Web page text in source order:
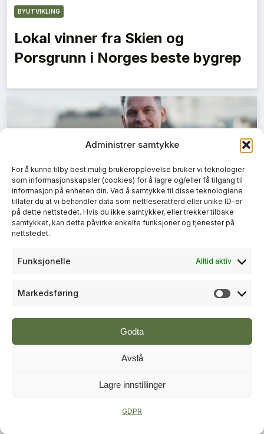
Administrer samtykke
For å kunne tilby best mulig brukeropplevelse bruker vi teknologier
som informasjonskapsler (cookies) for å lagre og/eller få tilgang til
informasjon på enheten din. Ved å samtykke til disse teknologiene
tillater du at vi behandler data som nettleseratferd eller unike ID-er
på dette nettstedet. Hvis du ikke samtykker, eller trekker tilbake
samtykket, kan dette påvirke enkelte funksjoner og tjenester på
nettstedet.
Funksjonelle Alltid aktiv
Markedsføring
Godta
Avslå
Lagre innstillinger
GDPR
BYUTVIKLING
Lokal vinner fra Skien og
Porsgrunn i Norges beste bygrep
+ PLUSS
RÅDGIVNING
én milliard kroner i andre kvartal